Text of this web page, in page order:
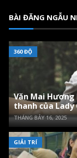
BÀI ĐĂNG NGẪU
360 ĐỘ
Văn Mai
thanh của Lady
THÁNG BẢY 16, 2025
GIẢI TRÍ